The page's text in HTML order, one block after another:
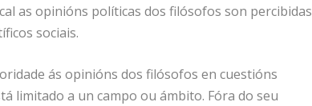
as opinións políticas dos filósofos son percibidas
sociais.
ás opinións dos filósofos en cuestións
limitado a un campo ou ámbito. Fóra do seu